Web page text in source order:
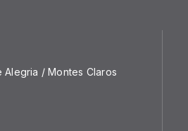
Alegria / Montes Claros